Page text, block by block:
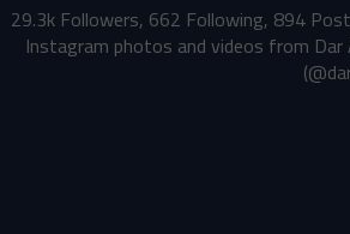
29.3k Followers, 662 Following, 894
Instagram photos and videos from Dar